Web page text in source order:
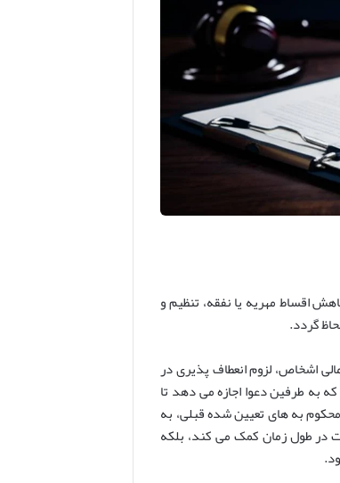
اقساط مهریه یا نفقه، تنظیم و
گردد.
اشخاص، لزوم انعطاف پذیری در
به طرفین دعوا اجازه می دهد تا
محکوم به های تعیین شده قبلی، به
در طول زمان کمک می کند، بلکه